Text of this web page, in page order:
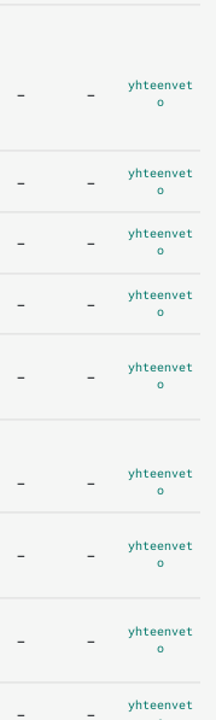
- -
yhteenvet
o
- -
yhteenvet
o
- -
yhteenvet
o
- -
yhteenvet
o
- -
yhteenvet
o
- -
yhteenvet
o
- -
yhteenvet
o
- -
yhteenvet
o
- -
yhteenvet